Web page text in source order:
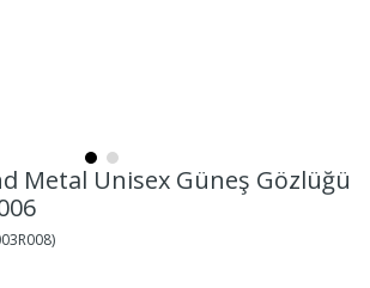
Metal Unisex Güneş Gözlüğü